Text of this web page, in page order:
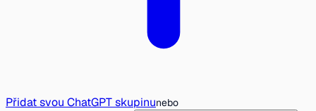
Přidat svou ChatGPT skupinunebo